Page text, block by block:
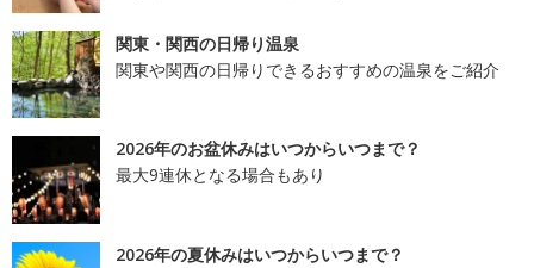
関東・関西の日帰り温泉
関東や関西の日帰りできるおすすめの温泉をご紹介
2026年のお盆休みはいつからいつまで？
最大9連休となる場合もあり
2026年の夏休みはいつからいつまで？